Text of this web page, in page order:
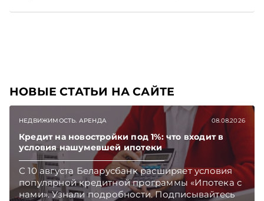
НОВЫЕ СТАТЬИ НА САЙТЕ
НЕДВИЖИМОСТЬ. АРЕНДА 08.08.2026
Кредит на новостройки под 1%: что входит в
условия нашумевшей ипотеки
С 10 августа Беларусбанк расширяет условия
популярной кредитной программы «Ипотека с
нами». Узнали подробности. Подписывайтесь